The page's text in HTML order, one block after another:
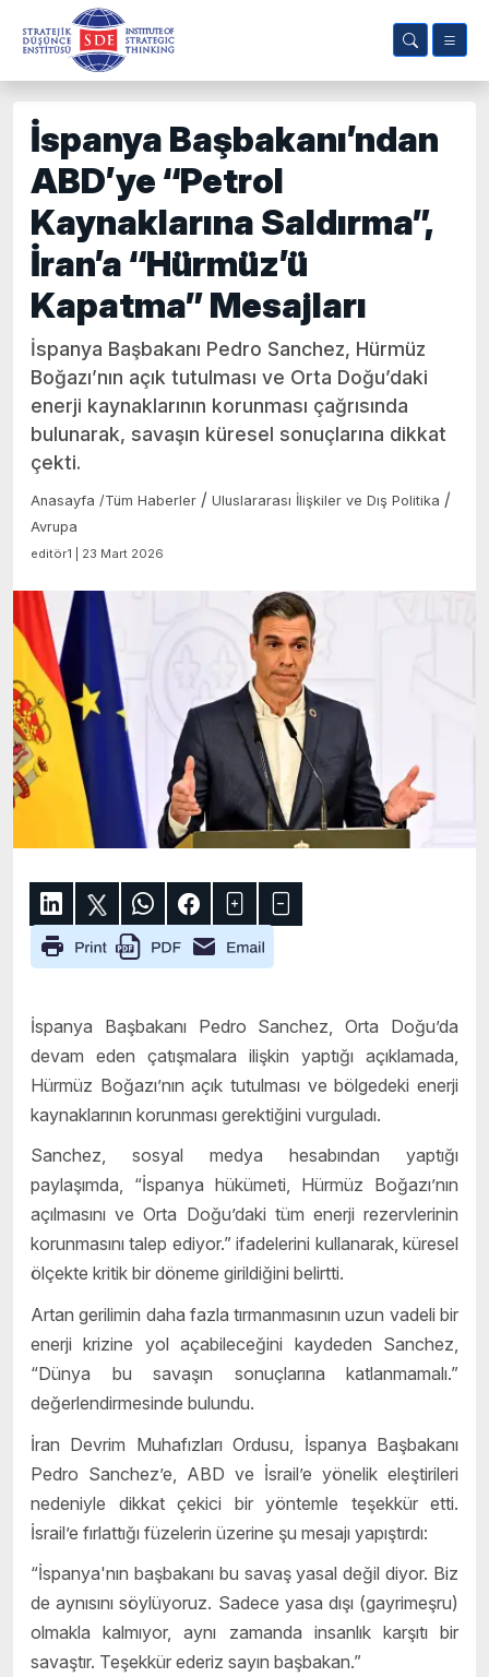
İspanya Başbakanı’ndan
ABD’ye “Petrol
Kaynaklarına Saldırma”,
İran’a “Hürmüz’ü
Kapatma” Mesajları
İspanya Başbakanı Pedro Sanchez, Hürmüz
Boğazı’nın açık tutulması ve Orta Doğu’daki
enerji kaynaklarının korunması çağrısında
bulunarak, savaşın küresel sonuçlarına dikkat
çekti.
Anasayfa /Tüm Haberler / Uluslararası İlişkiler ve Dış Politika /
Avrupa
editör1 | 23 Mart 2026
İspanya Başbakanı Pedro Sanchez, Orta Doğu’da
devam eden çatışmalara ilişkin yaptığı açıklamada,
Hürmüz Boğazı’nın açık tutulması ve bölgedeki enerji
kaynaklarının korunması gerektiğini vurguladı.
Sanchez, sosyal medya hesabından yaptığı
paylaşımda, “İspanya hükümeti, Hürmüz Boğazı’nın
açılmasını ve Orta Doğu’daki tüm enerji rezervlerinin
korunmasını talep ediyor.” ifadelerini kullanarak, küresel
ölçekte kritik bir döneme girildiğini belirtti.
Artan gerilimin daha fazla tırmanmasının uzun vadeli bir
enerji krizine yol açabileceğini kaydeden Sanchez,
“Dünya bu savaşın sonuçlarına katlanmamalı.”
değerlendirmesinde bulundu.
İran Devrim Muhafızları Ordusu, İspanya Başbakanı
Pedro Sanchez’e, ABD ve İsrail’e yönelik eleştirileri
nedeniyle dikkat çekici bir yöntemle teşekkür etti.
İsrail’e fırlattığı füzelerin üzerine şu mesajı yapıştırdı:
“İspanya'nın başbakanı bu savaş yasal değil diyor. Biz
de aynısını söylüyoruz. Sadece yasa dışı (gayrimeşru)
olmakla kalmıyor, aynı zamanda insanlık karşıtı bir
savaştır. Teşekkür ederiz sayın başbakan.”